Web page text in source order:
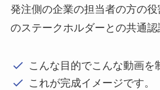
発注側の企業の担当者の方の
のステークホルダーとの共通認
こんな目的でこんな動画を
これが完成イメージです。